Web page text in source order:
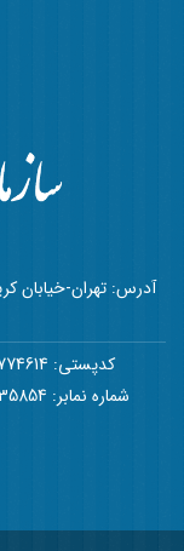
آدرس: تهران-خیابان
کدپستی: 1598774614
شماره نمابر: 02188935854